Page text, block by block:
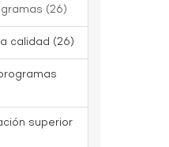
(26)
calidad (26)
superior